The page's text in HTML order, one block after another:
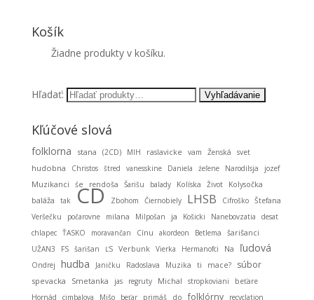
Košík
Žiadne produkty v košíku.
Hľadať:
Kľúčové slová
folklorna stana (2CD) MIH raslavicke vam Ženská svet
hudobna Christos štred vanesskine Daniela źeľene Narodilsja jozef
Muzikanci śe rendoša Šarišu balady Kolíska Život Kolysočka
baláža tak CD Zbohom Čiernobiely LHSB Cifroško Štefana
Veršečku
počarovne milana Milpošan ja Košicki Nanebovzatia
desat
chlapec ŤASKO moravančan Cínu akordeon Betlema
šarišanci
UŽAN3
FS šarišan ĽS Verbunk Vierka Hermanofci Na ľudová
Ondrej hudba Janičku Radoslava Muzika ti mace? súbor
spevacka Smetanka jas regruty Michal stropkoviani
beťare
Hornád
cimbalova Mišo beťar primáš do folklórny
recyclation